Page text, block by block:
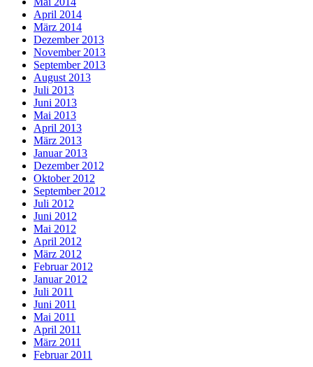
April 2014
März 2014
Dezember 2013
November 2013
September 2013
August 2013
Juli 2013
Juni 2013
Mai 2013
April 2013
März 2013
Januar 2013
Dezember 2012
Oktober 2012
September 2012
Juli 2012
Juni 2012
Mai 2012
April 2012
März 2012
Februar 2012
Januar 2012
Juli 2011
Juni 2011
Mai 2011
April 2011
März 2011
Februar 2011